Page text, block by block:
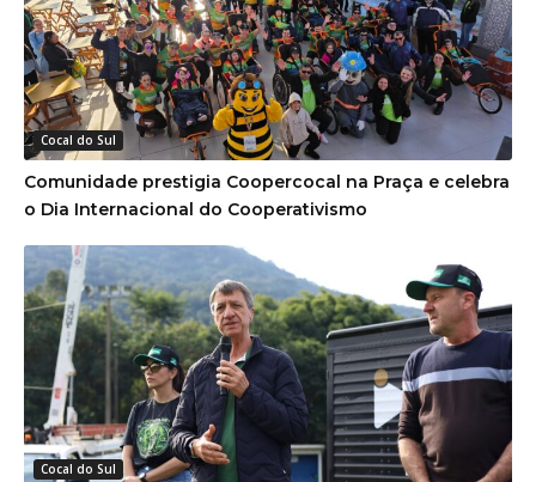
Cocal do Sul
Comunidade prestigia Coopercocal na Praça e celebra
o Dia Internacional do Cooperativismo
Cocal do Sul